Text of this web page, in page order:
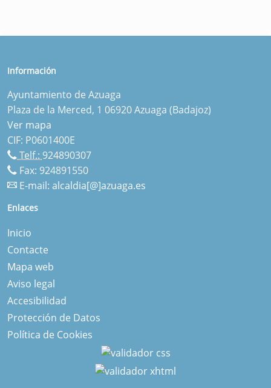
Información
Ayuntamiento de Azuaga
Plaza de la Merced, 1 06920 Azuaga (Badajoz)
Ver mapa
CIF: P0601400E
Telf.: 924890307
Fax: 924891550
E-mail: alcaldia[@]azuaga.es
Enlaces
Inicio
Contacte
Mapa web
Aviso legal
Accesibilidad
Protección de Datos
Política de Cookies